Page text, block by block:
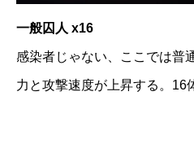
一般囚人 x16
感染者じゃない、ここでは普
力と攻撃速度が上昇する。16